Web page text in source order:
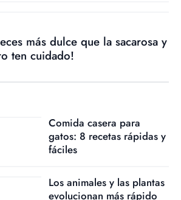
más dulce que la sacarosa y
ten cuidado!
Comida casera para
gatos: 8 recetas rápidas y
fáciles
Los animales y las plantas
evolucionan más rápido